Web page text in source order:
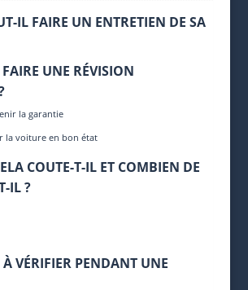
IL FAIRE UN ENTRETIEN DE SA
UNE RÉVISION
la garantie
la voiture en bon état
COUTE-T-IL ET COMBIEN DE
IL ?
À VÉRIFIER PENDANT UNE